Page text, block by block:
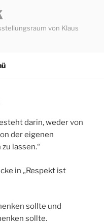
von Klaus
darin, weder von
der eigenen
lassen.“
in „Respekt ist
sollte und
sollte.